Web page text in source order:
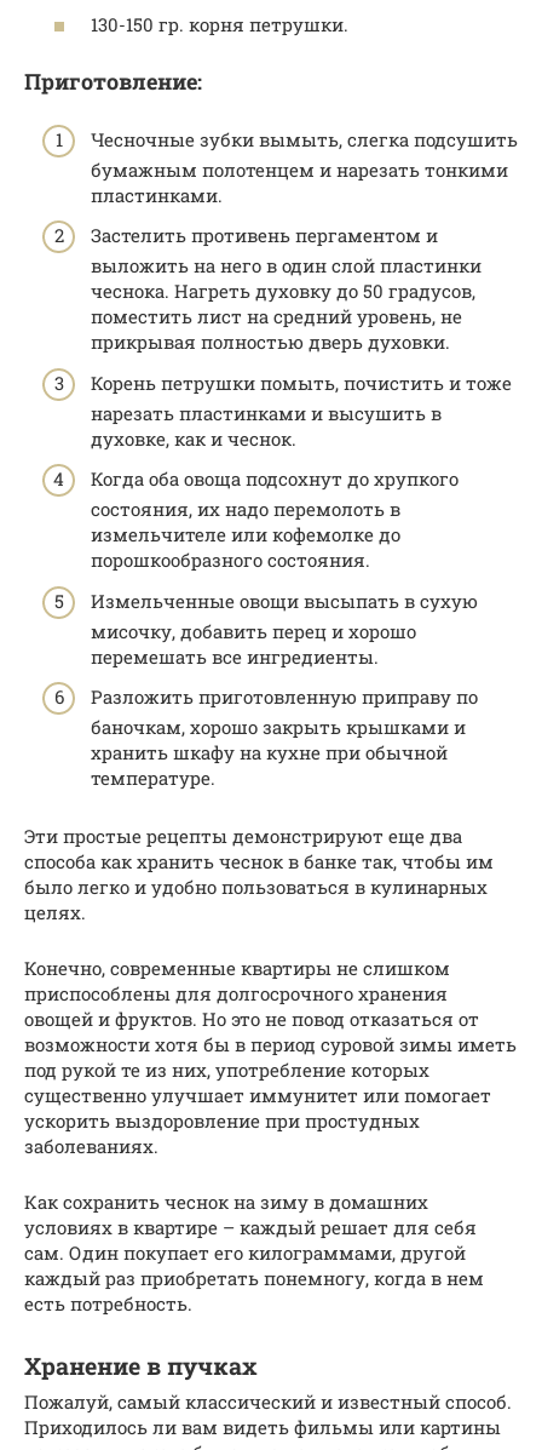
130-150 гр. корня петрушки.
Приготовление:
Чесночные зубки вымыть, слегка подсушить
бумажным полотенцем и нарезать тонкими
пластинками.
Застелить противень пергаментом и
выложить на него в один слой пластинки
чеснока. Нагреть духовку до 50 градусов,
поместить лист на средний уровень, не
прикрывая полностью дверь духовки.
Корень петрушки помыть, почистить и тоже
нарезать пластинками и высушить в
духовке, как и чеснок.
Когда оба овоща подсохнут до хрупкого
состояния, их надо перемолоть в
измельчителе или кофемолке до
порошкообразного состояния.
Измельченные овощи высыпать в сухую
мисочку, добавить перец и хорошо
перемешать все ингредиенты.
Разложить приготовленную приправу по
баночкам, хорошо закрыть крышками и
хранить шкафу на кухне при обычной
температуре.
Эти простые рецепты демонстрируют еще два
способа как хранить чеснок в банке так, чтобы им
было легко и удобно пользоваться в кулинарных
целях.
Конечно, современные квартиры не слишком
приспособлены для долгосрочного хранения
овощей и фруктов. Но это не повод отказаться от
возможности хотя бы в период суровой зимы иметь
под рукой те из них, употребление которых
существенно улучшает иммунитет или помогает
ускорить выздоровление при простудных
заболеваниях.
Как сохранить чеснок на зиму в домашних
условиях в квартире – каждый решает для себя
сам. Один покупает его килограммами, другой
каждый раз приобретать понемногу, когда в нем
есть потребность.
Хранение в пучках
Пожалуй, самый классический и известный способ.
Приходилось ли вам видеть фильмы или картины